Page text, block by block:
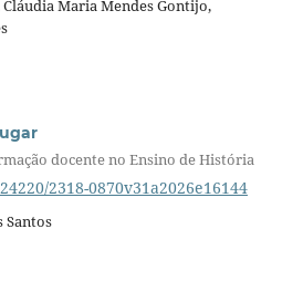
Maria Mendes Gontijo,
docente no Ensino de História
2318-0870v31a2026e16144
Santos